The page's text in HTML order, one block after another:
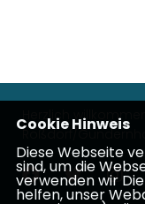
Herzlich
Roßdorf/
Cookie Hinweis
Diese Webseite
sind, um die
verwenden wir
helfen, unser